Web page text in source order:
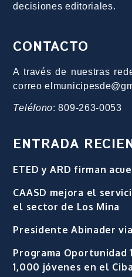
decisiones editoriales.
CONTACTO
A través de nuestras
correo
Teléfono: 809-263-0053
ENTRADA
ETED y ARD firman
CAASD mejora el
el sector de Los Mina
Presidente Abinader
Programa Oportunidad
1,000 jóvenes en el